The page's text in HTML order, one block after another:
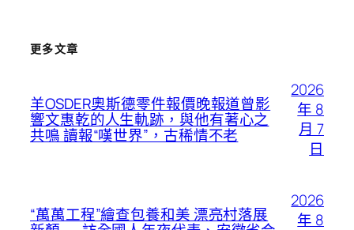
更多文章
羊OSDER奧斯德零件報價晚報道曾影
響文惠乾的人生軌跡，與他有著心之
共鳴 讀報“嘆世界”，古稀情不老
2026
年 8
月 7
日
“萬萬工程”繪查包養和美 漂亮村落展
2026
年 8